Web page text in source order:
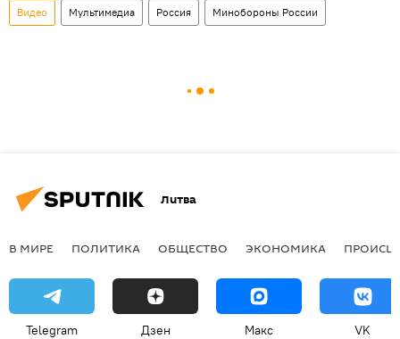
Видео Мультимедиа Россия Минобороны России
Литва
В МИРЕ ПОЛИТИКА ОБЩЕСТВО ЭКОНОМИКА
Telegram Дзен Макс VK